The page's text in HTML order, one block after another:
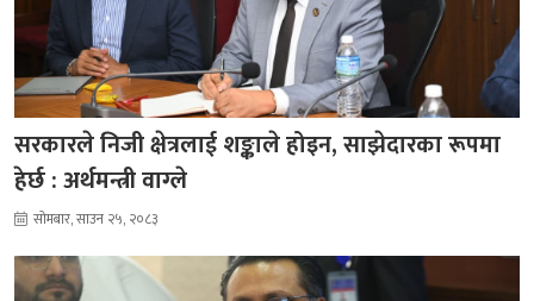
सरकारले निजी क्षेत्रलाई शङ्काले होइन, साझेदारका रूपमा
हेर्छ : अर्थमन्त्री वाग्ले
सोमबार, साउन २५, २०८३